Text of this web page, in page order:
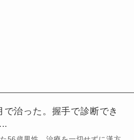
治った。握手で診断でき